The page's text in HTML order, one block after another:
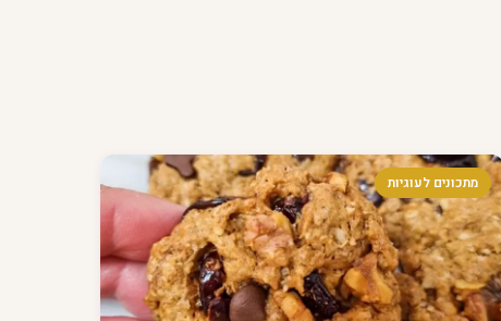
מתכונים לעוגיות